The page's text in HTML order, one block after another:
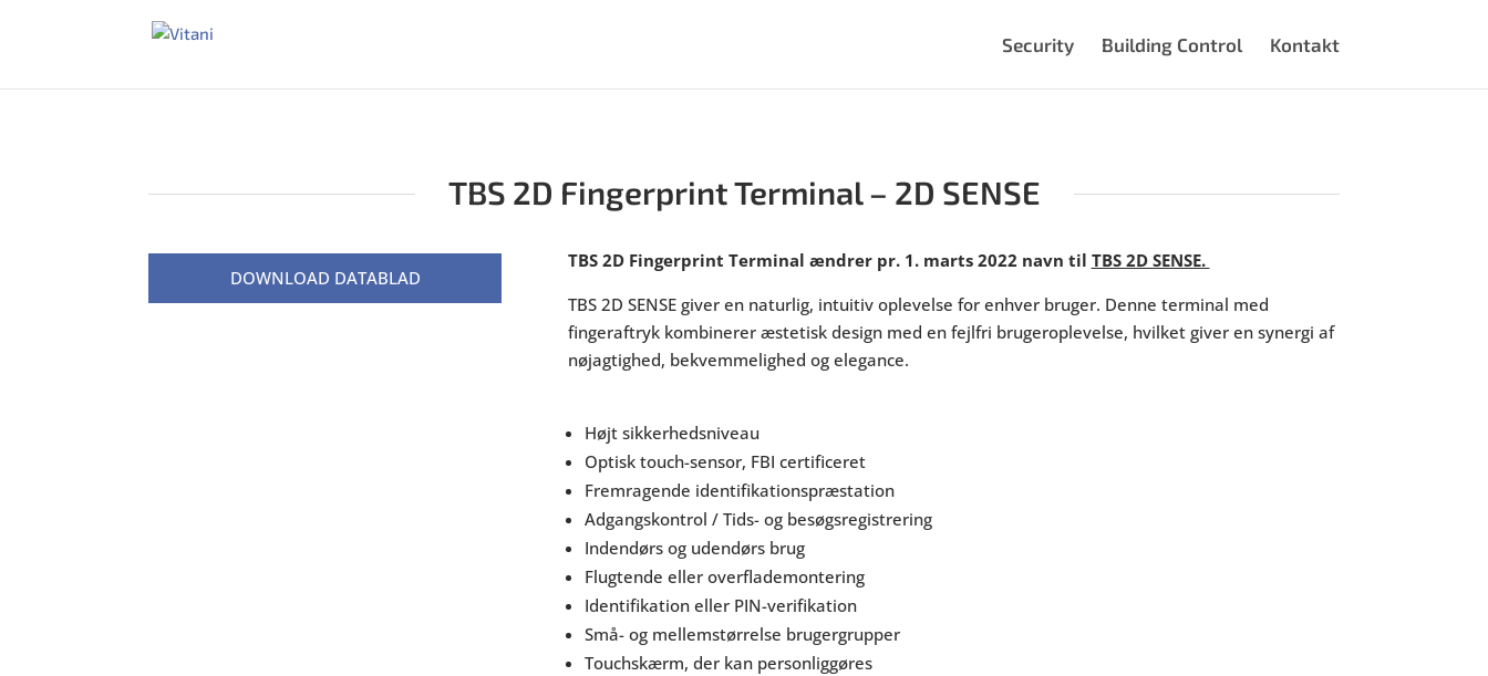
Security Building Control Kontakt
TBS 2D Fingerprint Terminal – 2D SENSE
DOWNLOAD DATABLAD
TBS 2D Fingerprint Terminal ændrer pr. 1. marts 2022 navn til TBS 2D SENSE.
TBS 2D SENSE giver en naturlig, intuitiv oplevelse for enhver bruger. Denne terminal med
fingeraftryk kombinerer æstetisk design med en fejlfri brugeroplevelse, hvilket giver en synergi af
nøjagtighed, bekvemmelighed og elegance.
Højt sikkerhedsniveau
Optisk touch-sensor, FBI certificeret
Fremragende identifikationspræstation
Adgangskontrol / Tids- og besøgsregistrering
Indendørs og udendørs brug
Flugtende eller overflademontering
Identifikation eller PIN-verifikation
Små- og mellemstørrelse brugergrupper
Touchskærm, der kan personliggøres